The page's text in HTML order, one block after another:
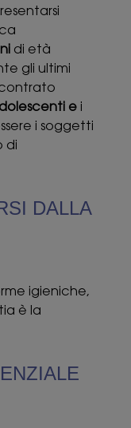
di età
gli ultimi
e i
i soggetti
di
DALLA
igieniche,
è la